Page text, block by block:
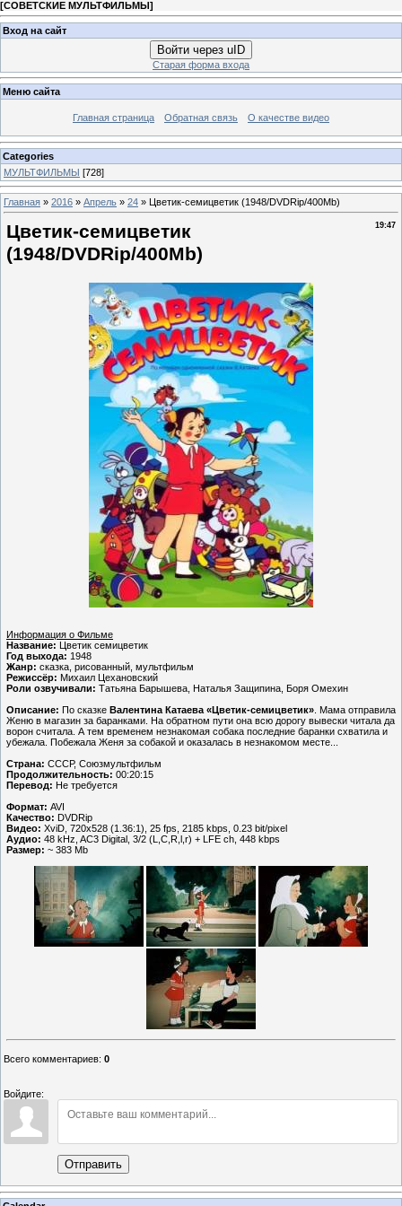
[СОВЕТСКИЕ МУЛЬТФИЛЬМЫ]
Вход на сайт
Войти через uID
Старая форма входа
Меню сайта
Главная страница Обратная связь О качестве видео
Categories
МУЛЬТФИЛЬМЫ [728]
Главная » 2016 » Апрель » 24 » Цветик-семицветик (1948/DVDRip/400Mb)
19:47
Цветик-семицветик
(1948/DVDRip/400Mb)
Информация о Фильме
Название: Цветик семицветик
Год выхода: 1948
Жанр: сказка, рисованный, мультфильм
Режиссёр: Михаил Цехановский
Роли озвучивали: Татьяна Барышева, Наталья Защипина, Боря Омехин
Описание: По сказке Валентина Катаева «Цветик-семицветик» . Мама отправила
Женю в магазин за баранками. На обратном пути она всю дорогу вывески читала да
ворон считала. А тем временем незнакомая собака последние баранки схватила и
убежала. Побежала Женя за собакой и оказалась в незнакомом месте...
Страна: СССР, Союзмультфильм
Продолжительность: 00:20:15
Перевод: Не требуется
Формат: AVI
Качество: DVDRip
Видео: XviD, 720x528 (1.36:1), 25 fps, 2185 kbps, 0.23 bit/pixel
Аудио: 48 kHz, AC3 Digital, 3/2 (L,C,R,l,r) + LFE ch, 448 kbps
Размер: ~ 383 Mb
Всего комментариев: 0
Войдите:
Отправить